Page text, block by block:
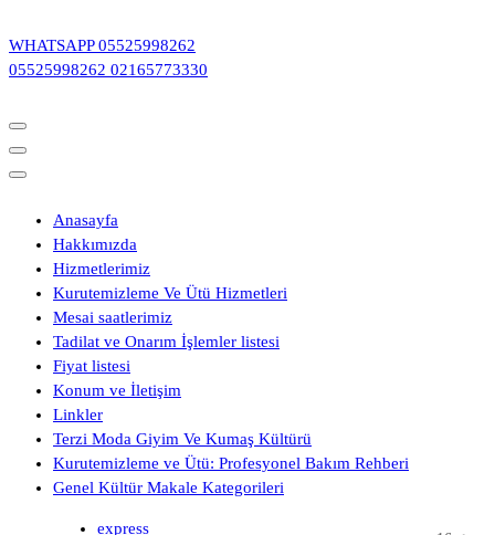
geç
WHATSAPP 05525998262
05525998262 02165773330
Anasayfa
Hakkımızda
Hizmetlerimiz
Kurutemizleme Ve Ütü Hizmetleri
Mesai saatlerimiz
Tadilat ve Onarım İşlemler listesi
Fiyat listesi
Konum ve İletişim
Linkler
Terzi Moda Giyim Ve Kumaş Kültürü
Kurutemizleme ve Ütü: Profesyonel Bakım Rehberi
Genel Kültür Makale Kategorileri
express